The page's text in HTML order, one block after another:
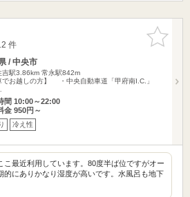
お気に入
りに追加
件
/ 中央市
吉駅3.86km 常永駅842m
でお越しの方】 ・中央自動車道「甲府南I.C.」
間 10:00～22:00
金 950円～
冷え性
こ最近利用しています。80度半ば位ですがオー
的にありかなり湿度が高いです。水風呂も地下